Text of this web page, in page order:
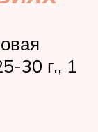
30 г., 1